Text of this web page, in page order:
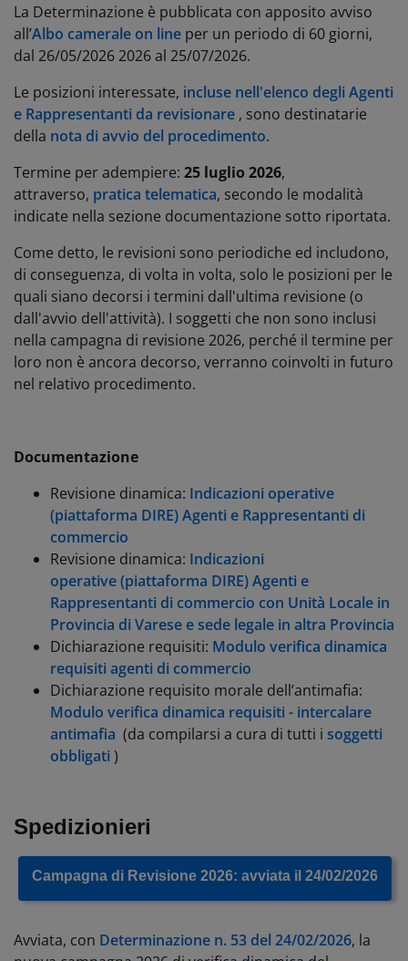
La Determinazione è pubblicata con apposito avviso
all’Albo camerale on line per un periodo di 60 giorni,
dal 26/05/2026 2026 al 25/07/2026.
Le posizioni interessate, incluse nell'elenco degli Agenti
e Rappresentanti da revisionare , sono destinatarie
della nota di avvio del procedimento.
Termine per adempiere: 25 luglio 2026,
attraverso, pratica telematica, secondo le modalità
indicate nella sezione documentazione sotto riportata.
Come detto, le revisioni sono periodiche ed includono,
di conseguenza, di volta in volta, solo le posizioni per le
quali siano decorsi i termini dall'ultima revisione (o
dall'avvio dell'attività). I soggetti che non sono inclusi
nella campagna di revisione 2026, perché il termine per
loro non è ancora decorso, verranno coinvolti in futuro
nel relativo procedimento.
Documentazione
Revisione dinamica: Indicazioni operative
(piattaforma DIRE) Agenti e Rappresentanti di
commercio
Revisione dinamica: Indicazioni
operative (piattaforma DIRE) Agenti e
Rappresentanti di commercio con Unità Locale in
Provincia di Varese e sede legale in altra Provincia
Dichiarazione requisiti: Modulo verifica dinamica
requisiti agenti di commercio
Dichiarazione requisito morale dell’antimafia:
Modulo verifica dinamica requisiti - intercalare
antimafia (da compilarsi a cura di tutti i soggetti
obbligati )
Spedizionieri
Campagna di Revisione 2026: avviata il 24/02/2026
Avviata, con Determinazione n. 53 del 24/02/2026, la